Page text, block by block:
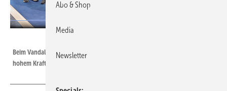
Beim Vandalismus werden Bauelemente meist mit erheblicher Gewalt,
hohem Krafteinsatz attackiert.
Abo & Shop
Media
Newsletter